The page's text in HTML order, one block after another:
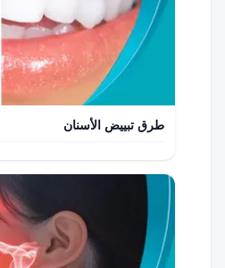
طرق تبييض الأسنان